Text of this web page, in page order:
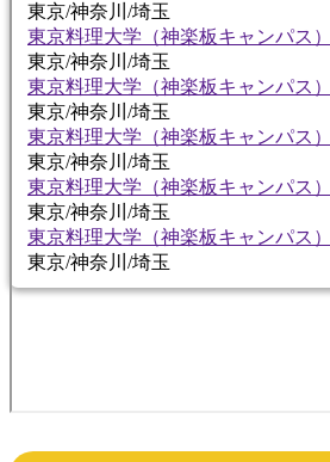
東京/神奈川/埼玉
東京料理大学（神楽板キャンパス）
東京/神奈川/埼玉
東京料理大学（神楽板キャンパス）
東京/神奈川/埼玉
東京料理大学（神楽板キャンパス）
東京/神奈川/埼玉
東京料理大学（神楽板キャンパス）
東京/神奈川/埼玉
東京料理大学（神楽板キャンパス）
東京/神奈川/埼玉